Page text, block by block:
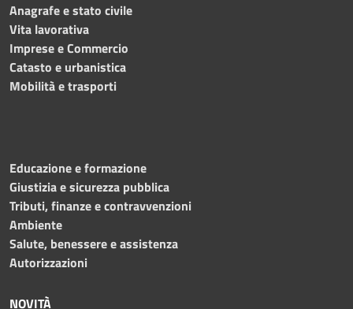
Anagrafe e stato civile
Vita lavorativa
Imprese e Commercio
Catasto e urbanistica
Mobilità e trasporti
Educazione e formazione
Giustizia e sicurezza pubblica
Tributi, finanze e contravvenzioni
Ambiente
Salute, benessere e assistenza
Autorizzazioni
NOVITÀ